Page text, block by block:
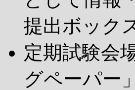
提出ボック
定期試験会
グペーパー